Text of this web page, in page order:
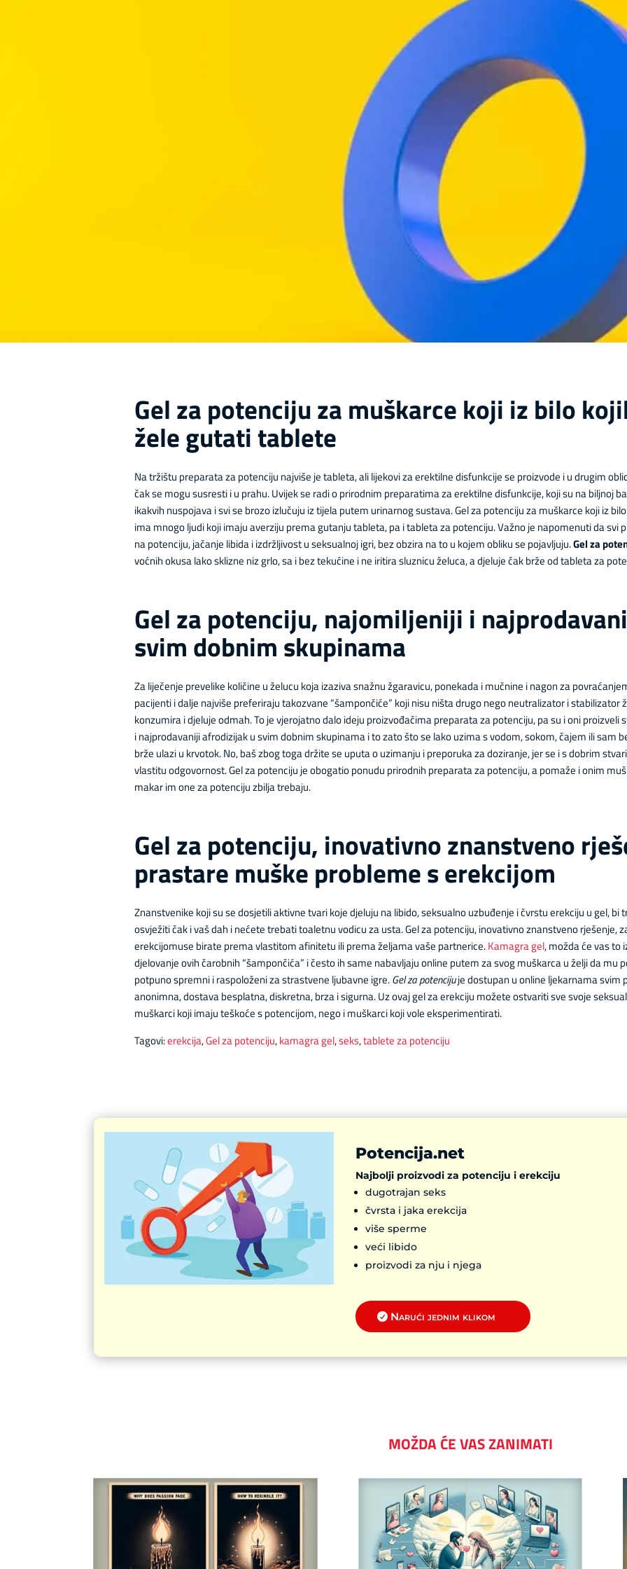
Gel za potenciju za muškarce koji iz bilo
žele gutati tablete
Na tržištu preparata za potenciju najviše je tableta, ali lijekovi za erektilne disfunkcije se proizvode i u drugim
čak se mogu susresti i u prahu. Uvijek se radi o prirodnim preparatima za erektilne disfunkcije, koji su na biljnoj
ikakvih nuspojava i svi se brozo izlučuju iz tijela putem urinarnog sustava. Gel za potenciju za muškarce koji iz
ima mnogo ljudi koji imaju averziju prema gutanju tableta, pa i tableta za potenciju. Važno je napomenuti da svi
na potenciju, jačanje libida i izdržljivost u seksualnoj igri, bez obzira na to u kojem obliku se pojavljuju.Gel za
voćnih okusa lako sklizne niz grlo, sa i bez tekućine i ne iritira sluznicu želuca, a djeluje čak brže od tableta za
Gel za potenciju, najomiljeniji i
svim dobnim skupinama
Za liječenje prevelike količine u želucu koja izaziva snažnu žgaravicu, ponekada i mučnine i nagon za
pacijenti i dalje najviše preferiraju takozvane “šampončiće” koji nisu ništa drugo nego neutralizator i stabilizator
konzumira i djeluje odmah. To je vjerojatno dalo ideju proizvođačima preparata za potenciju, pa su i oni proizveli
i najprodavaniji afrodizijak u svim dobnim skupinama i to zato što se lako uzima s vodom, sokom, čajem ili sam
brže ulazi u krvotok. No, baš zbog toga držite se uputa o uzimanju i preporuka za doziranje, jer se i s dobrim
vlastitu odgovornost. Gel za potenciju je obogatio ponudu prirodnih preparata za potenciju, a pomaže i onim
makar im one za potenciju zbilja trebaju.
Gel za potenciju, inovativno znanstveno
prastare muške probleme s erekcijom
Znanstvenike koji su se dosjetili aktivne tvari koje djeluju na libido, seksualno uzbuđenje i čvrstu erekciju u gel, bi
osvježiti čak i vaš dah i nećete trebati toaletnu vodicu za usta. Gel za potenciju, inovativno znanstveno rješenje,
erekcijomuse birate prema vlastitom afinitetu ili prema željama vaše partnerice.Kamagra gel, možda će vas to
djelovanje ovih čarobnih “šampončića” i često ih same nabavljaju online putem za svog muškarca u želji da mu
potpuno spremni i raspoloženi za strastvene ljubavne igre.Gel za potencijuje dostupan u online ljekarnama svim
anonimna, dostava besplatna, diskretna, brza i sigurna. Uz ovaj gel za erekciju možete ostvariti sve svoje
muškarci koji imaju teškoće s potencijom, nego i muškarci koji vole eksperimentirati.
Tagovi:erekcija,Gel za potenciju,kamagra gel,seks,tablete za potenciju
Potencija.net
Najbolji proizvodi za potenciju i erekciju
dugotrajan seks
čvrsta i jaka erekcija
više sperme
veći libido
proizvodi za nju i njega
Narući jednim klikom
MOŽDA ĆE VAS ZANIMATI